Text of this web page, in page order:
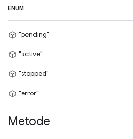
ENUM
"pending"
"active"
"stopped"
"error"
Metode